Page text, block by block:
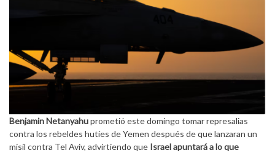
Benjamin Netanyahuprometió este domingo tomar represalias
contra los rebeldes hutíes de Yemen después de que lanzaran un
misil contra Tel Aviv, advirtiendo que Israel apuntará a lo que